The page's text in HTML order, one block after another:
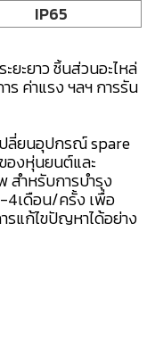
IP65
ยะยาว ชิ้นส่วนอะไหล่
ค่าแรง ฯลฯ การรัน
ปลี่ยนอุปกรณ์ spare
องหุ่นยนต์และ
สำหรับการบำรุง
4เดือน/ครั้ง เพื่อ
แก้ไขปัญหาได้อย่าง